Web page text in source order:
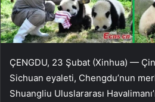
ÇENGDU, 23 Şubat (Xinhua) —
Sichuan eyaleti, Chengdu’nun
Shuangliu Uluslararası